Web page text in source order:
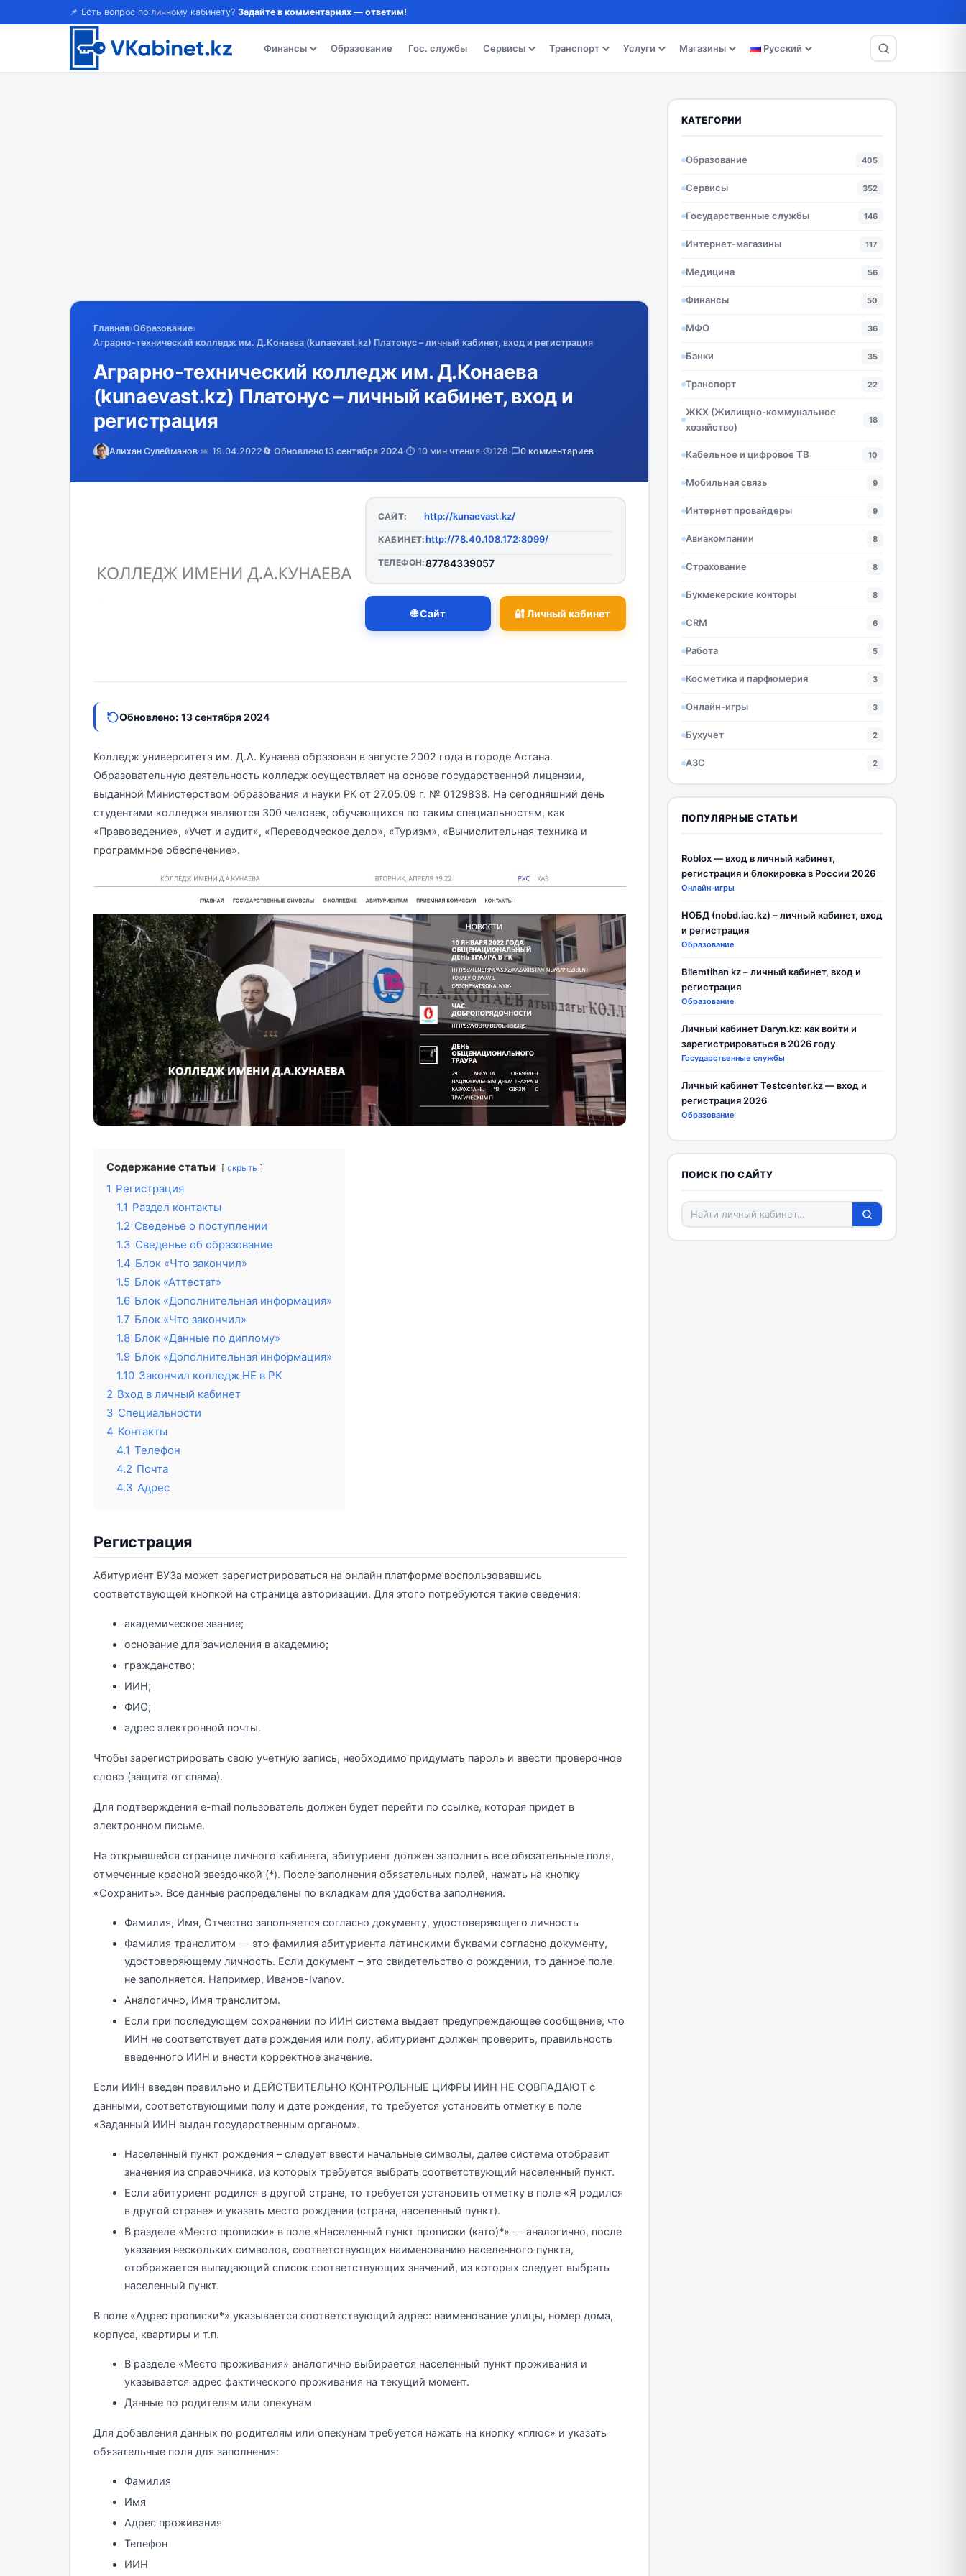
📌 Есть вопрос по личному кабинету? Задайте в комментариях — ответим!
Финансы Образование Гос. службы Сервисы Транспорт Услуги Магазины Русский
Главная›Образование›
Аграрно-технический колледж им. Д.Конаева (kunaevast.kz) Платонус – личный кабинет, вход и регистрация
Аграрно-технический колледж им. Д.Конаева
(kunaevast.kz) Платонус – личный кабинет, вход и
регистрация
Алихан Сулейманов·📅 19.04.2022🔄 Обновлено13 сентября 2024·⏱️ 10 мин чтения· 128· 0 комментариев
САЙТ: http://kunaevast.kz/
КАБИНЕТ:http://78.40.108.172:8099/
ТЕЛЕФОН:87784339057
🌐 Сайт 🔐 Личный кабинет
Обновлено: 13 сентября 2024
Колледж университета им. Д.А. Кунаева образован в августе 2002 года в городе Астана.
Образовательную деятельность колледж осуществляет на основе государственной лицензии,
выданной Министерством образования и науки РК от 27.05.09 г. № 0129838. На сегодняшний день
студентами колледжа являются 300 человек, обучающихся по таким специальностям, как
«Правоведение», «Учет и аудит», «Переводческое дело», «Туризм», «Вычислительная техника и
программное обеспечение».
Содержание статьи скрыть
1 Регистрация
1.1 Раздел контакты
1.2 Сведенье о поступлении
1.3 Сведенье об образование
1.4 Блок «Что закончил»
1.5 Блок «Аттестат»
1.6 Блок «Дополнительная информация»
1.7 Блок «Что закончил»
1.8 Блок «Данные по диплому»
1.9 Блок «Дополнительная информация»
1.10 Закончил колледж НЕ в РК
2 Вход в личный кабинет
3 Специальности
4 Контакты
4.1 Телефон
4.2 Почта
4.3 Адрес
Регистрация
Абитуриент ВУЗа может зарегистрироваться на онлайн платформе воспользовавшись
соответствующей кнопкой на странице авторизации. Для этого потребуются такие сведения:
академическое звание;
основание для зачисления в академию;
гражданство;
ИИН;
ФИО;
адрес электронной почты.
Чтобы зарегистрировать свою учетную запись, необходимо придумать пароль и ввести проверочное
слово (защита от спама).
Для подтверждения e-mail пользователь должен будет перейти по ссылке, которая придет в
электронном письме.
На открывшейся странице личного кабинета, абитуриент должен заполнить все обязательные поля,
отмеченные красной звездочкой (*). После заполнения обязательных полей, нажать на кнопку
«Сохранить». Все данные распределены по вкладкам для удобства заполнения.
Фамилия, Имя, Отчество заполняется согласно документу, удостоверяющего личность
Фамилия транслитом — это фамилия абитуриента латинскими буквами согласно документу,
удостоверяющему личность. Если документ – это свидетельство о рождении, то данное поле
не заполняется. Например, Иванов-Ivanov.
Аналогично, Имя транслитом.
Если при последующем сохранении по ИИН система выдает предупреждающее сообщение, что
ИИН не соответствует дате рождения или полу, абитуриент должен проверить, правильность
введенного ИИН и внести корректное значение.
Если ИИН введен правильно и ДЕЙСТВИТЕЛЬНО КОНТРОЛЬНЫЕ ЦИФРЫ ИИН НЕ СОВПАДАЮТ с
данными, соответствующими полу и дате рождения, то требуется установить отметку в поле
«Заданный ИИН выдан государственным органом».
Населенный пункт рождения – следует ввести начальные символы, далее система отобразит
значения из справочника, из которых требуется выбрать соответствующий населенный пункт.
Если абитуриент родился в другой стране, то требуется установить отметку в поле «Я родился
в другой стране» и указать место рождения (страна, населенный пункт).
В разделе «Место прописки» в поле «Населенный пункт прописки (като)*» — аналогично, после
указания нескольких символов, соответствующих наименованию населенного пункта,
отображается выпадающий список соответствующих значений, из которых следует выбрать
населенный пункт.
В поле «Адрес прописки*» указывается соответствующий адрес: наименование улицы, номер дома,
корпуса, квартиры и т.п.
В разделе «Место проживания» аналогично выбирается населенный пункт проживания и
указывается адрес фактического проживания на текущий момент.
Данные по родителям или опекунам
Для добавления данных по родителям или опекунам требуется нажать на кнопку «плюс» и указать
обязательные поля для заполнения:
Фамилия
Имя
Адрес проживания
Телефон
ИИН
КАТЕГОРИИ
Образование 405
Сервисы 352
Государственные службы 146
Интернет-магазины 117
Медицина 56
Финансы 50
МФО 36
Банки 35
Транспорт 22
ЖКХ (Жилищно-коммунальное
хозяйство)
18
Кабельное и цифровое ТВ 10
Мобильная связь 9
Интернет провайдеры 9
Авиакомпании 8
Страхование 8
Букмекерские конторы 8
CRM 6
Работа 5
Косметика и парфюмерия 3
Онлайн-игры 3
Бухучет 2
АЗС 2
ПОПУЛЯРНЫЕ СТАТЬИ
Roblox — вход в личный кабинет,
регистрация и блокировка в России 2026
Онлайн-игры
НОБД (nobd.iac.kz) – личный кабинет, вход
и регистрация
Образование
Bilemtihan kz – личный кабинет, вход и
регистрация
Образование
Личный кабинет Daryn.kz: как войти и
зарегистрироваться в 2026 году
Государственные службы
Личный кабинет Testcenter.kz — вход и
регистрация 2026
Образование
ПОИСК ПО САЙТУ